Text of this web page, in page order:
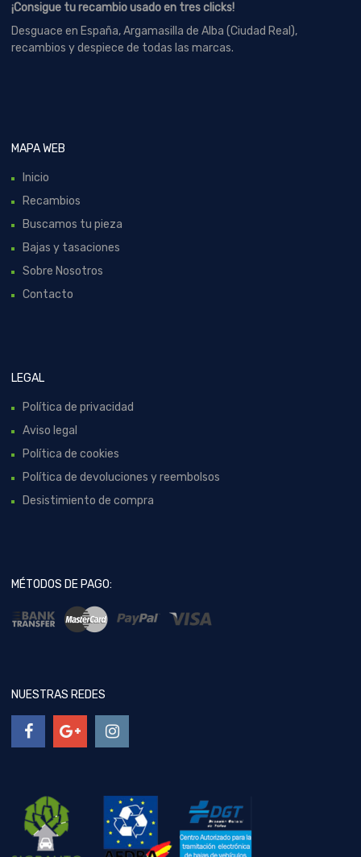
¡Consigue tu recambio usado en tres clicks!
Desguace en España, Argamasilla de Alba (Ciudad Real),
recambios y despiece de todas las marcas.
MAPA WEB
Inicio
Recambios
Buscamos tu pieza
Bajas y tasaciones
Sobre Nosotros
Contacto
LEGAL
Política de privacidad
Aviso legal
Política de cookies
Política de devoluciones y reembolsos
Desistimiento de compra
MÉTODOS DE PAGO:
NUESTRAS REDES